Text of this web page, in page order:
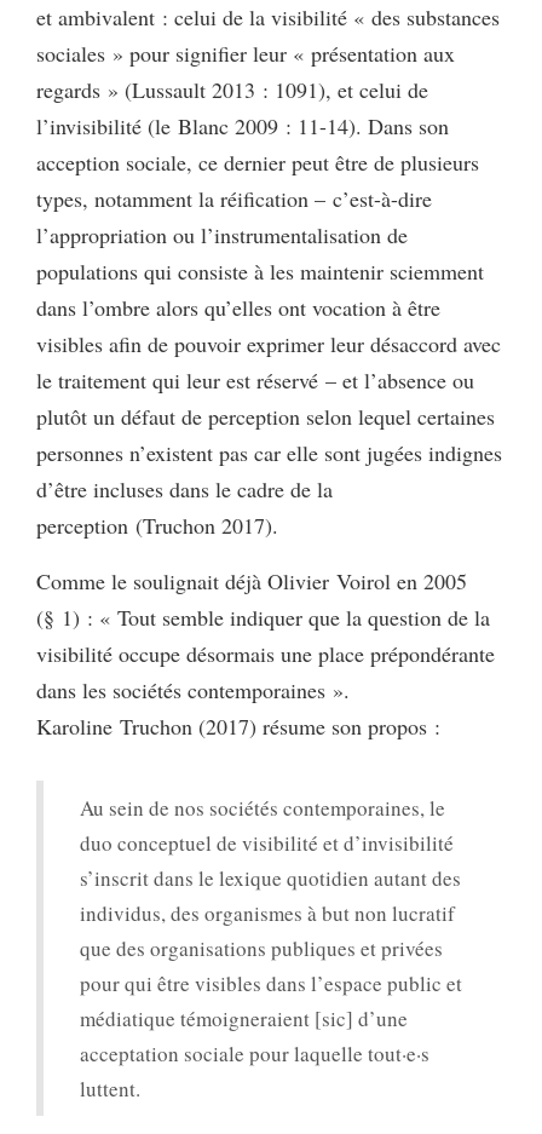
et ambivalent : celui de la visibilité « des substances
sociales » pour signifier leur « présentation aux
regards » (Lussault 2013 : 1091), et celui de
l’invisibilité (le Blanc 2009 : 11-14). Dans son
acception sociale, ce dernier peut être de plusieurs
types, notamment la réification – c’est-à-dire
l’appropriation ou l’instrumentalisation de
populations qui consiste à les maintenir sciemment
dans l’ombre alors qu’elles ont vocation à être
visibles afin de pouvoir exprimer leur désaccord avec
le traitement qui leur est réservé – et l’absence ou
plutôt un défaut de perception selon lequel certaines
personnes n’existent pas car elle sont jugées indignes
d’être incluses dans le cadre de la
perception (Truchon 2017).
Comme le soulignait déjà Olivier Voirol en 2005
(§ 1) : « Tout semble indiquer que la question de la
visibilité occupe désormais une place prépondérante
dans les sociétés contemporaines ».
Karoline Truchon (2017) résume son propos :
Au sein de nos sociétés contemporaines, le
duo conceptuel de visibilité et d’invisibilité
s’inscrit dans le lexique quotidien autant des
individus, des organismes à but non lucratif
que des organisations publiques et privées
pour qui être visibles dans l’espace public et
médiatique témoigneraient [sic] d’une
acceptation sociale pour laquelle tout·e·s
luttent.